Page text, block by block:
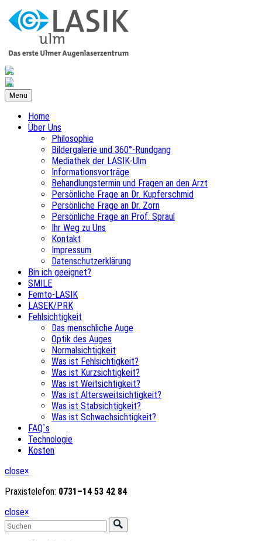
Menu
Home
Über Uns
Philosophie
Bildergalerie und 360°-Rundgang
Mediathek der LASIK-Ulm
Informationsvorträge
Behandlungstermin und Fragen an den Arzt
Persönliche Frage an Dr. Kupferschmid
Persönliche Frage an Dr. Zorn
Persönliche Frage an Prof. Spraul
Ihr Weg zu Uns
Kontakt
Impressum
Datenschutzerklärung
Bin ich geeignet?
SMILE
Femto-LASIK
LASEK/PRK
Fehlsichtigkeit
Das menschliche Auge
Optik des Auges
Normalsichtigkeit
Was ist Fehlsichtigkeit?
Was ist Kurzsichtigkeit?
Was ist Weitsichtigkeit?
Was ist Altersweitsichtigkeit?
Was ist Stabsichtigkeit?
Was ist Schwachsichtigkeit?
FAQ`s
Technologie
Kosten
close×
Praxistelefon: 0731–14 53 42 84
close×